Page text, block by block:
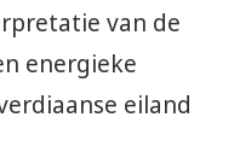
van de
energieke
eiland